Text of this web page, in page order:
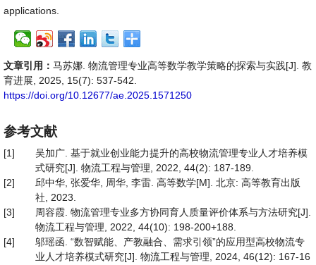
applications.
文章引用： 马苏娜. 物流管理专业高等数学教学策略的探索与实践[J]. 教
育进展, 2025, 15(7): 537-542.
https://doi.org/10.12677/ae.2025.1571250
参考文献
[1]
吴加广. 基于就业创业能力提升的高校物流管理专业人才培养模
式研究[J]. 物流工程与管理, 2022, 44(2): 187-189.
[2]
邱中华, 张爱华, 周华, 李雷. 高等数学[M]. 北京: 高等教育出版
社, 2023.
[3]
周容霞. 物流管理专业多方协同育人质量评价体系与方法研究[J].
物流工程与管理, 2022, 44(10): 198-200+188.
[4]
邬瑶函. “数智赋能、产教融合、需求引领”的应用型高校物流专
业人才培养模式研究[J]. 物流工程与管理, 2024, 46(12): 167-16